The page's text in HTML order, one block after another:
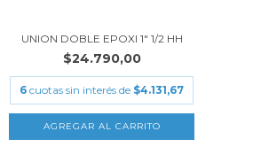
UNION DOBLE EPOXI 1" 1/2 HH
$24.790,00
6 cuotas sin interés de $4.131,67